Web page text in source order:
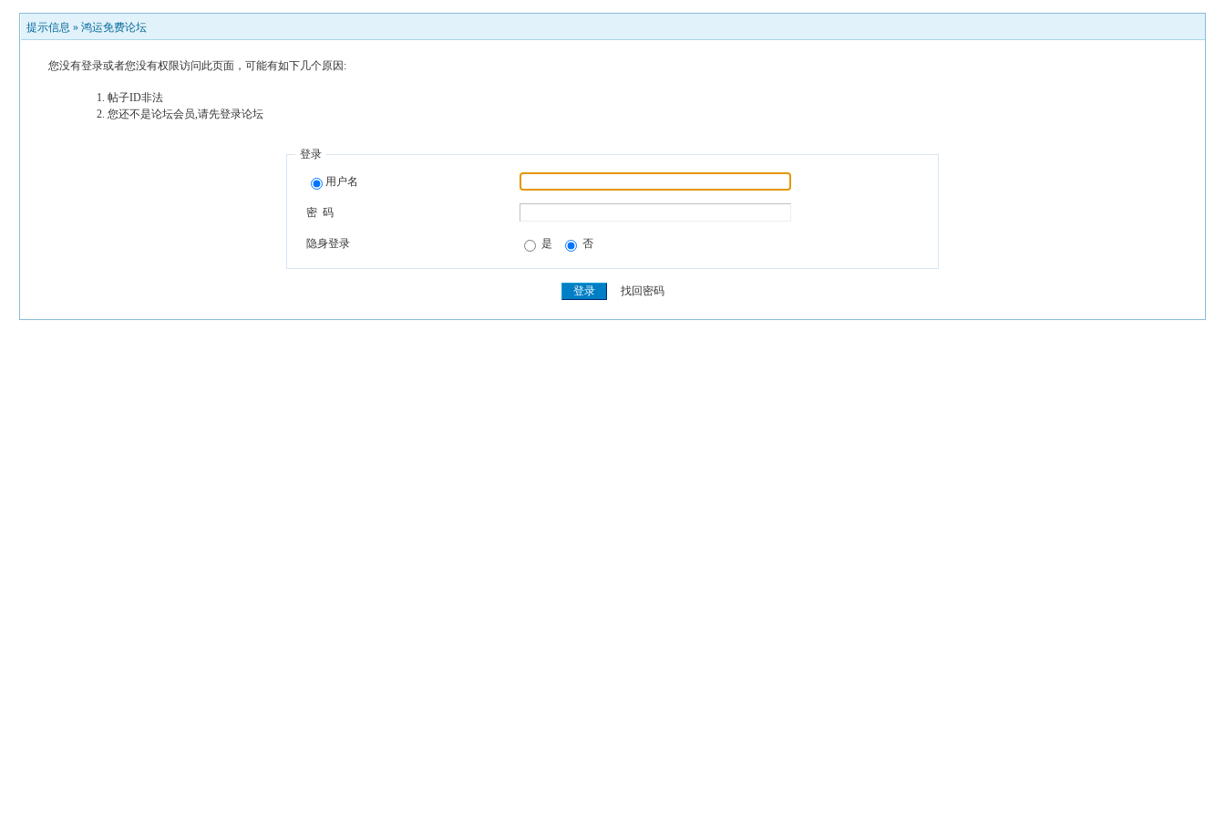
提示信息 » 鸿运免费论坛
您没有登录或者您没有权限访问此页面，可能有如下几个原因:
帖子ID非法
您还不是论坛会员,请先登录论坛
登录
用户名
密 码
隐身登录 是 否
找回密码